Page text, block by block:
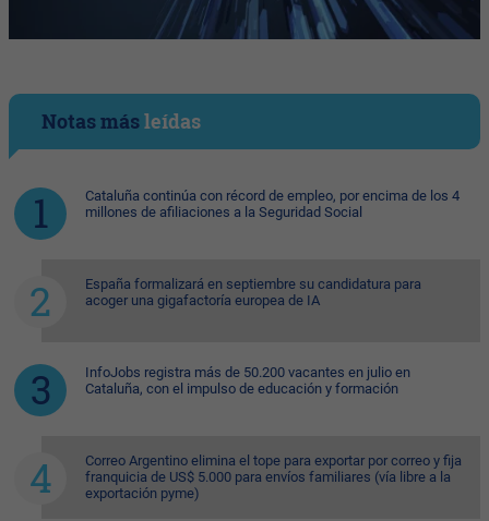
Notas másleídas
Cataluña continúa con récord de empleo, por encima de los 4
millones de afiliaciones a la Seguridad Social
España formalizará en septiembre su candidatura para
acoger una gigafactoría europea de IA
InfoJobs registra más de 50.200 vacantes en julio en
Cataluña, con el impulso de educación y formación
Correo Argentino elimina el tope para exportar por correo y fija
franquicia de US$ 5.000 para envíos familiares (vía libre a la
exportación pyme)